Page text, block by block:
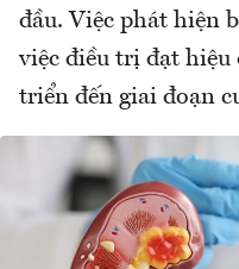
đầu. Việc phát hiện
việc điều trị đạt
triển đến giai đoạn